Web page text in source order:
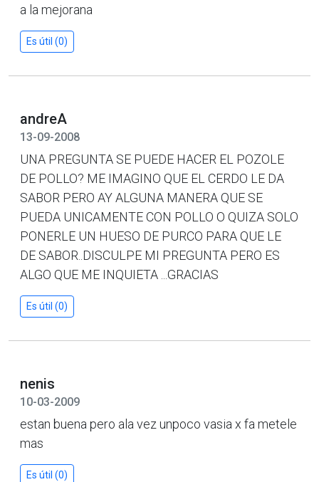
a la mejorana
Es útil (0)
andreA
13-09-2008
UNA PREGUNTA SE PUEDE HACER EL POZOLE
DE POLLO? ME IMAGINO QUE EL CERDO LE DA
SABOR PERO AY ALGUNA MANERA QUE SE
PUEDA UNICAMENTE CON POLLO O QUIZA SOLO
PONERLE UN HUESO DE PURCO PARA QUE LE
DE SABOR..DISCULPE MI PREGUNTA PERO ES
ALGO QUE ME INQUIETA ...GRACIAS
Es útil (0)
nenis
10-03-2009
estan buena pero ala vez unpoco vasia x fa metele
mas
Es útil (0)